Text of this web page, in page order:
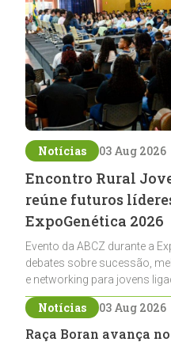
Notícias 03 Aug 2026
Encontro Rural
reúne futuros
ExpoGenética 2026
Evento da ABCZ durante a
debates sobre sucessão,
e networking para jovens
Notícias 03 Aug 2026
Raça Boran avança